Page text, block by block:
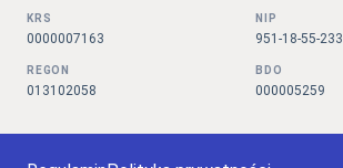
KRS
0000007163
NIP
951-18-55-233
REGON
013102058
BDO
000005259